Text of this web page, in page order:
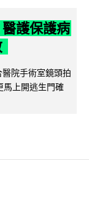
護保護病
院手術室鏡頭拍
馬上開逃生門確